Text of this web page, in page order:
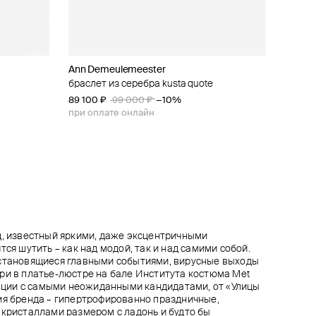
Ann Demeulemeester
браслет из серебра kusta quote
89 100 ₽ 99 000 ₽ −10%
при оплате онлайн
Aloud
жесткий серебристый браслет-цепь
8 280 ₽ 9 200 ₽ −10%
при оплате онлайн
Ann Demeulemeester
браслет rein minimalistic squared
40 800 ₽ 51 000 ₽ −20%
при оплате онлайн
Diesel
многослойный браслет-цепь diesel
18 000 ₽
известный яркими, даже эксцентричными
шутить – как над модой, так и над самими собой.
главными событиями, вирусные выходы
в платье-люстре на бале Института костюма Met
с самыми неожиданными кандидатами, от «Улицы
бренда – гипертрофированно праздничные,
размером с ладонь и будто бы